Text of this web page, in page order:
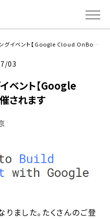
Googleのトレーニングイベント【Google Cloud OnBoard】が開催されます
03
ベント【Google
されます
ました。たくさんのご登